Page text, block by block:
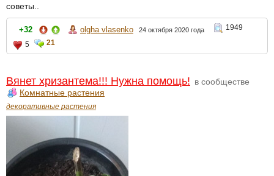
советы..
+32 olgha vlasenko 24 октября 2020 года
1949
5
21
Вянет хризантема!!! Нужна помощь! в сообществе
Комнатные растения
декоративные растения